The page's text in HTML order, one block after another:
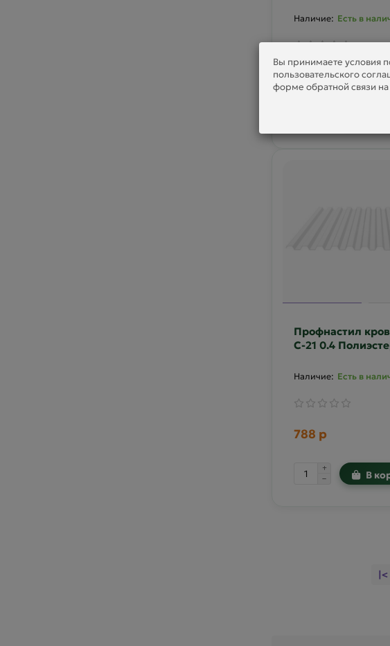
Есть в
788 р
Профнастил
С-21 0.4
Есть в
788 р
В
|<
Вы принимаете условия
пользовательского
форме обратной связи на